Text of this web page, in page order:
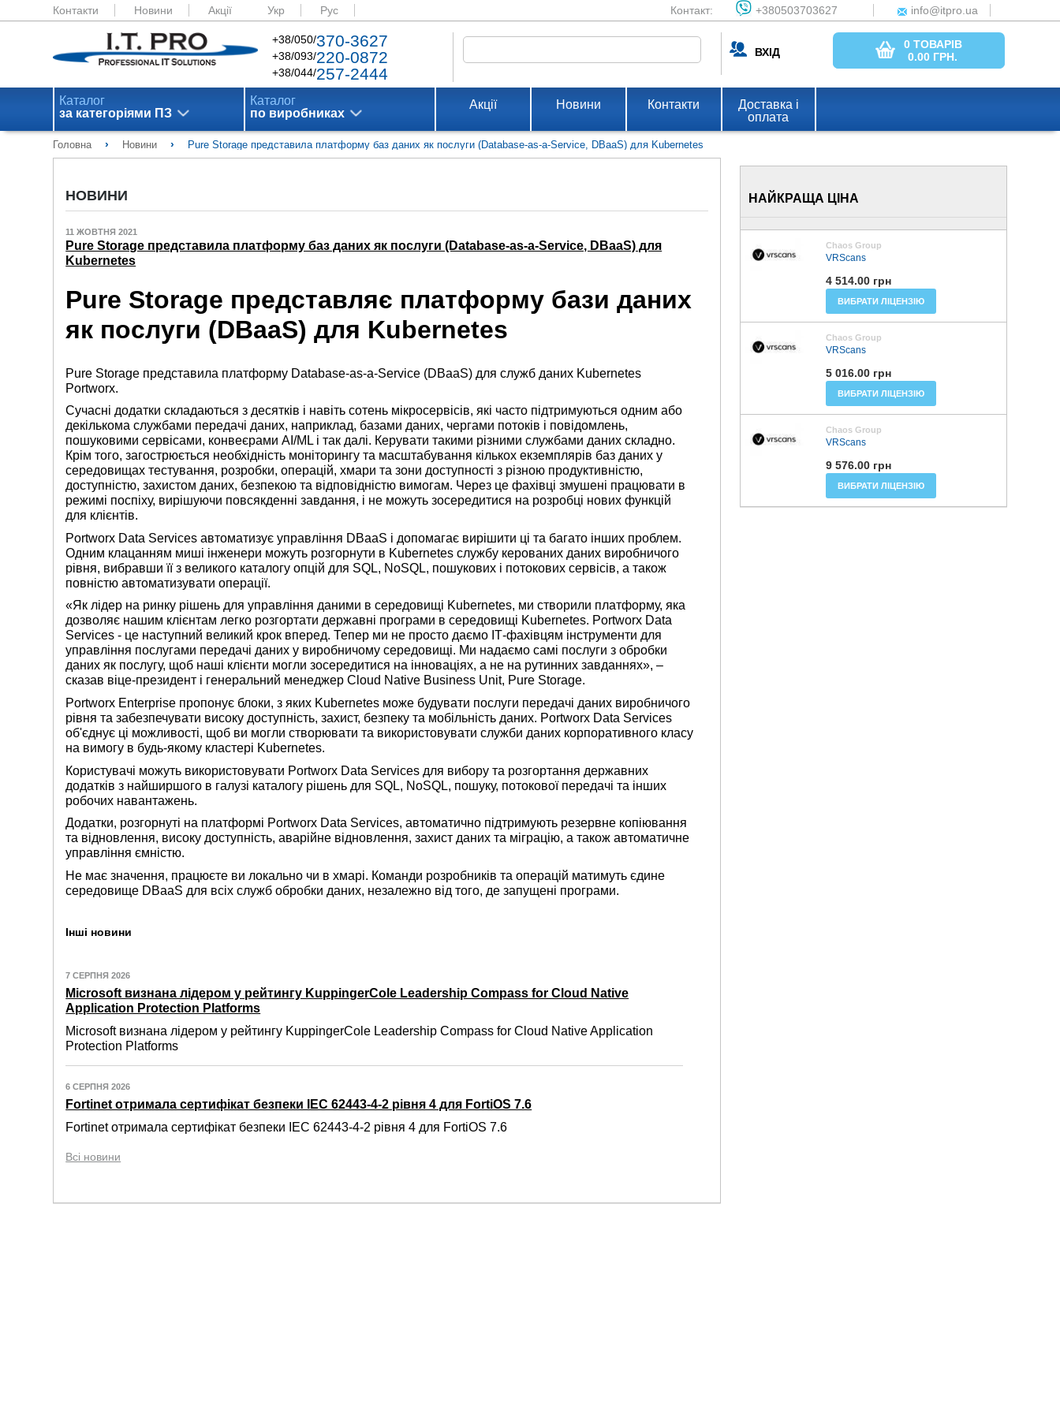
Контакти Новини Акції Укр Рус Контакт: +380503703627 info@itpro.ua
+38/050/370-3627
+38/093/220-0872
+38/044/257-2444
ВХІД
0 ТОВАРІВ
0.00 ГРН.
Каталог
за категоріями ПЗ
Каталог
по виробниках
Акції Новини Контакти
Доставка і
оплата
Головна › Новини › Pure Storage представила платформу баз даних як послуги (Database-as-a-Service, DBaaS) для Kubernetes
НОВИНИ
11 ЖОВТНЯ 2021
Pure Storage представила платформу баз даних як послуги (Database-as-a-Service, DBaaS) для
Kubernetes
Pure Storage представляє платформу бази даних
як послуги (DBaaS) для Kubernetes
Pure Storage представила платформу Database-as-a-Service (DBaaS) для служб даних Kubernetes
Portworx.
Сучасні додатки складаються з десятків і навіть сотень мікросервісів, які часто підтримуються одним або
декількома службами передачі даних, наприклад, базами даних, чергами потоків і повідомлень,
пошуковими сервісами, конвеєрами AI/ML і так далі. Керувати такими різними службами даних складно.
Крім того, загострюється необхідність моніторингу та масштабування кількох екземплярів баз даних у
середовищах тестування, розробки, операцій, хмари та зони доступності з різною продуктивністю,
доступністю, захистом даних, безпекою та відповідністю вимогам. Через це фахівці змушені працювати в
режимі поспіху, вирішуючи повсякденні завдання, і не можуть зосередитися на розробці нових функцій
для клієнтів.
Portworx Data Services автоматизує управління DBaaS і допомагає вирішити ці та багато інших проблем.
Одним клацанням миші інженери можуть розгорнути в Kubernetes службу керованих даних виробничого
рівня, вибравши її з великого каталогу опцій для SQL, NoSQL, пошукових і потокових сервісів, а також
повністю автоматизувати операції.
«Як лідер на ринку рішень для управління даними в середовищі Kubernetes, ми створили платформу, яка
дозволяє нашим клієнтам легко розгортати державні програми в середовищі Kubernetes. Portworx Data
Services - це наступний великий крок вперед. Тепер ми не просто даємо ІТ-фахівцям інструменти для
управління послугами передачі даних у виробничому середовищі. Ми надаємо самі послуги з обробки
даних як послугу, щоб наші клієнти могли зосередитися на інноваціях, а не на рутинних завданнях», –
сказав віце-президент і генеральний менеджер Cloud Native Business Unit, Pure Storage.
Portworx Enterprise пропонує блоки, з яких Kubernetes може будувати послуги передачі даних виробничого
рівня та забезпечувати високу доступність, захист, безпеку та мобільність даних. Portworx Data Services
об'єднує ці можливості, щоб ви могли створювати та використовувати служби даних корпоративного класу
на вимогу в будь-якому кластері Kubernetes.
Користувачі можуть використовувати Portworx Data Services для вибору та розгортання державних
додатків з найширшого в галузі каталогу рішень для SQL, NoSQL, пошуку, потокової передачі та інших
робочих навантажень.
Додатки, розгорнуті на платформі Portworx Data Services, автоматично підтримують резервне копіювання
та відновлення, високу доступність, аварійне відновлення, захист даних та міграцію, а також автоматичне
управління ємністю.
Не має значення, працюєте ви локально чи в хмарі. Команди розробників та операцій матимуть єдине
середовище DBaaS для всіх служб обробки даних, незалежно від того, де запущені програми.
Інші новини
7 СЕРПНЯ 2026
Microsoft визнана лідером у рейтингу KuppingerCole Leadership Compass for Cloud Native
Application Protection Platforms
Microsoft визнана лідером у рейтингу KuppingerCole Leadership Compass for Cloud Native Application
Protection Platforms
6 СЕРПНЯ 2026
Fortinet отримала сертифікат безпеки IEC 62443-4-2 рівня 4 для FortiOS 7.6
Fortinet отримала сертифікат безпеки IEC 62443-4-2 рівня 4 для FortiOS 7.6
Всі новини
НАЙКРАЩА ЦІНА
Chaos Group
VRScans
4 514.00 грн
ВИБРАТИ ЛІЦЕНЗІЮ
Chaos Group
VRScans
5 016.00 грн
ВИБРАТИ ЛІЦЕНЗІЮ
Chaos Group
VRScans
9 576.00 грн
ВИБРАТИ ЛІЦЕНЗІЮ